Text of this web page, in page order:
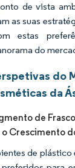
de vista
as suas
estas
do
do
da
de
Crescimento
de plástico